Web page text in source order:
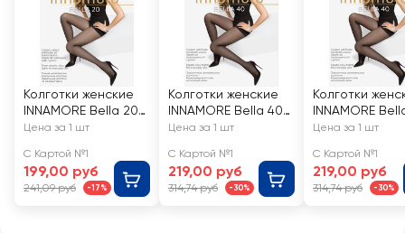
Колготки женские
INNAMORE Bella 20
den miele 3
Цена за 1 шт
С Картой №1
199,00 руб
241,09 руб -17%
Колготки женские
INNAMORE Bella 40
den miele 2
Цена за 1 шт
С Картой №1
219,00 руб
314,74 руб -30%
Колготки
INNAMORE
den miele 3
Цена за 1 шт
С Картой №1
219,00 руб
314,74 руб -30%